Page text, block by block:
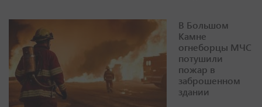
В Большом
Камне
огнеборцы МЧС
потушили
пожар в
заброшенном
здании